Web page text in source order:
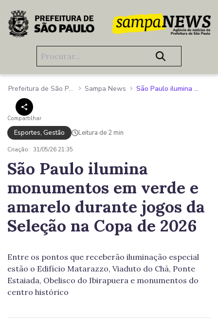
Pular para o Conteúdo principal
Prefeitura de São Paulo Sampa News São Paulo ilumina monumentos em verde e amarelo durante jogos da Seleção na Copa de 2026
Compartilhar
Esportes, Gestão Leitura de 2 min
Criação: 31/05/26 21:35
São Paulo ilumina
monumentos em verde e
amarelo durante jogos da
Seleção na Copa de 2026
Entre os pontos que receberão iluminação especial
estão o Edifício Matarazzo, Viaduto do Chá, Ponte
Estaiada, Obelisco do Ibirapuera e monumentos do
centro histórico